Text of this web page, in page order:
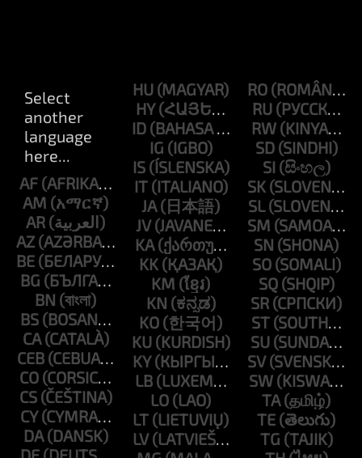
AF
AM
AR
AZ
BE
BG
BN
BS
CA
CEB
CO
CS
CY
DA
HU
HY
ID
IG
IS
IT
JA
JV
KA
KK
KM
KN
KO
KU
KY
LB
LO
LT
LV
RO
RU
RW
SD
SI
SK
SL
SM
SN
SO
SQ
SR
ST
SU
SV
SW
TA
TE
TG